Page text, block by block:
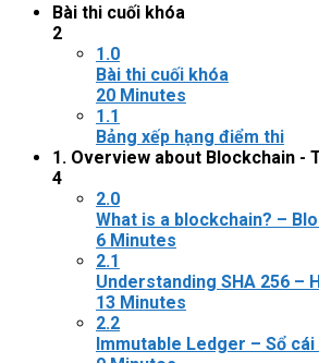
Bài thi cuối khóa
2
1.0
Bài thi cuối khóa
20 Minutes
1.1
Bảng xếp hạng điểm thi
1. Overview about Blockchain -
4
2.0
What is a blockchain? –
6 Minutes
2.1
Understanding SHA 256 –
13 Minutes
2.2
Immutable Ledger – Sổ cái